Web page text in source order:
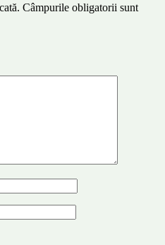
Câmpurile obligatorii sunt